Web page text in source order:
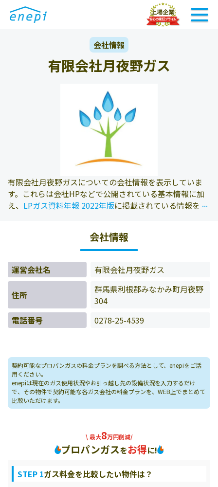
会社情報
有限会社月夜野ガス
有限会社月夜野ガスについての会社情報を表示していま
す。これらは会社HPなどで公開されている基本情報に加
え、 LPガス資料年報 2022年版に掲載されている情報を参
...
...
会社情報
運営会社名 有限会社月夜野ガス
住所
群馬県利根郡みなかみ町月夜野
304
電話番号
0278-25-4539
契約可能なプロパンガスの料金プランを調べる方法として、enepiをご活
用ください。
enepiは現在のガス使用状況やお引っ越し先の設備状況を入力するだけ
で、その物件で契約可能な各ガス会社の料金プランを、WEB上でまとめて
比較いただけます。
\ 最大8万円削減/
プロパンガスをお得に!
STEP 1ガス料金を比較したい物件は？